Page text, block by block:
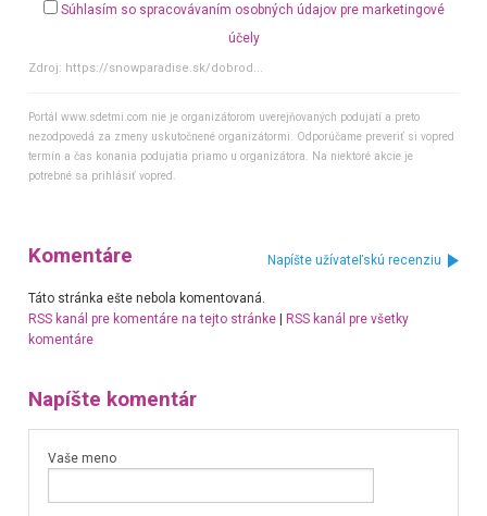
Súhlasím so spracovávaním osobných údajov pre marketingové
účely
Zdroj: https://snowparadise.sk/dobrod...
Portál www.sdetmi.com nie je organizátorom uverejňovaných podujatí a preto
nezodpovedá za zmeny uskutočnené organizátormi. Odporúčame preveriť si vopred
termín a čas konania podujatia priamo u organizátora. Na niektoré akcie je
potrebné sa prihlásiť vopred.
Komentáre Napíšte užívateľskú recenziu
Táto stránka ešte nebola komentovaná.
RSS kanál pre komentáre na tejto stránke|
RSS kanál pre všetky
komentáre
Napíšte komentár
Vaše meno